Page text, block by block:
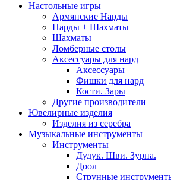
Настольные игры
Армянские Нарды
Нарды + Шахматы
Шахматы
Ломберные столы
Аксессуары для нард
Аксессуары
Фишки для нард
Кости. Зары
Другие производители
Ювелирные изделия
Изделия из серебра
Музыкальные инструменты
Инструменты
Дудук. Шви. Зурна.
Доол
Струнные